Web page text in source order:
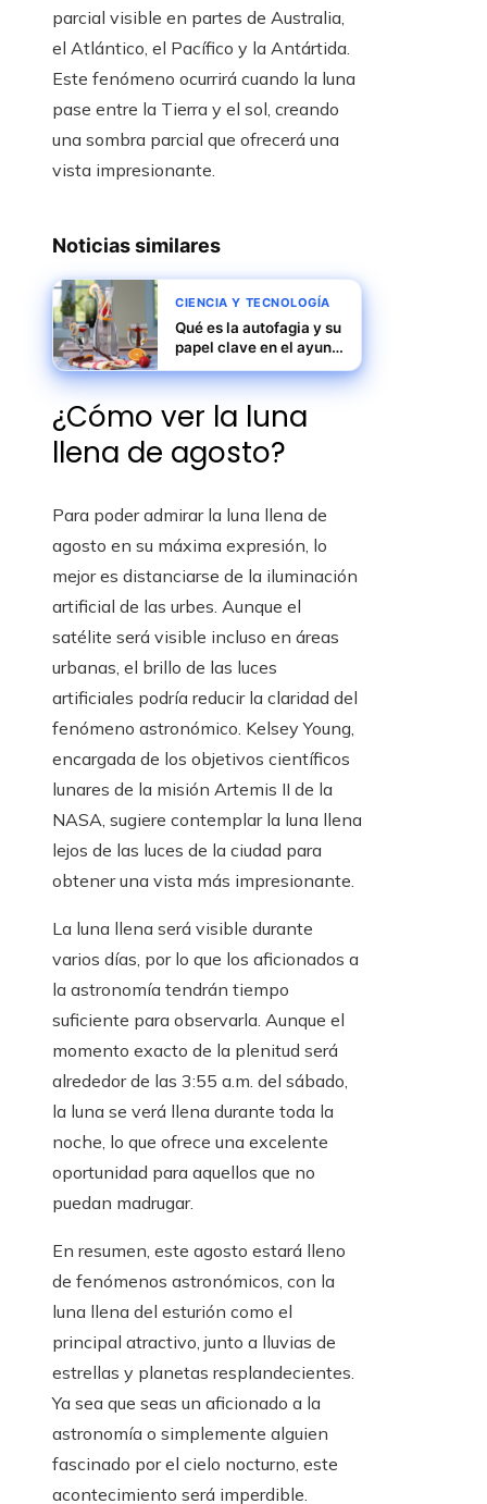
parcial visible en partes de Australia,
el Atlántico, el Pacífico y la Antártida.
Este fenómeno ocurrirá cuando la luna
pase entre la Tierra y el sol, creando
una sombra parcial que ofrecerá una
vista impresionante.
Noticias similares
CIENCIA Y TECNOLOGÍA
Qué es la autofagia y su
papel clave en el ayuno
prolongado
¿Cómo ver la luna
llena de agosto?
Para poder admirar la luna llena de
agosto en su máxima expresión, lo
mejor es distanciarse de la iluminación
artificial de las urbes. Aunque el
satélite será visible incluso en áreas
urbanas, el brillo de las luces
artificiales podría reducir la claridad del
fenómeno astronómico. Kelsey Young,
encargada de los objetivos científicos
lunares de la misión Artemis II de la
NASA, sugiere contemplar la luna llena
lejos de las luces de la ciudad para
obtener una vista más impresionante.
La luna llena será visible durante
varios días, por lo que los aficionados a
la astronomía tendrán tiempo
suficiente para observarla. Aunque el
momento exacto de la plenitud será
alrededor de las 3:55 a.m. del sábado,
la luna se verá llena durante toda la
noche, lo que ofrece una excelente
oportunidad para aquellos que no
puedan madrugar.
En resumen, este agosto estará lleno
de fenómenos astronómicos, con la
luna llena del esturión como el
principal atractivo, junto a lluvias de
estrellas y planetas resplandecientes.
Ya sea que seas un aficionado a la
astronomía o simplemente alguien
fascinado por el cielo nocturno, este
acontecimiento será imperdible.